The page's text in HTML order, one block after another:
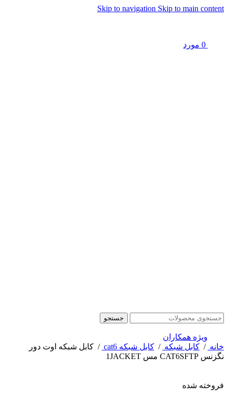
Skip to navigation Skip to main content
0 مورد
جستجو
ویژه همکاران
خانه / کابل شبکه / کابل شبکه cat6 / کابل شبکه اوت دور
نگزنس CAT6SFTP مس 1JACKET
فروخته شده